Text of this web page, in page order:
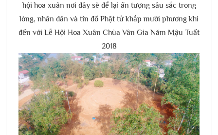
hội hoa xuân nơi đây sẽ để lại ấn tượng sâu sắc trong
lòng, nhân dân và tín đồ Phật tử khắp mười phương khi
đến với Lễ Hội Hoa Xuân Chùa Vân Gia Năm Mậu Tuất
2018